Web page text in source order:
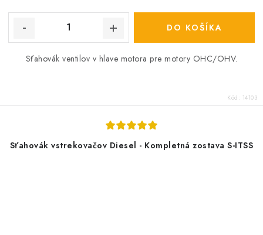
DO KOŠÍKA
Sťahovák ventilov v hlave motora pre motory OHC/OHV.
Kód: 14103
Sťahovák vstrekovačov Diesel - Kompletná zostava S-ITSS